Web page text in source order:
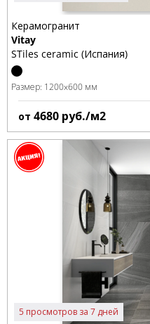
Керамогранит
Vitay
STiles ceramic (Испания)
Размер: 1200x600 мм
от 4680 руб./м2
5 просмотров за 7 дней